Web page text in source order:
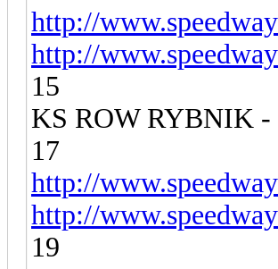
http://
http://
15
KS ROW RYBNIK -
17
http://
http://
19